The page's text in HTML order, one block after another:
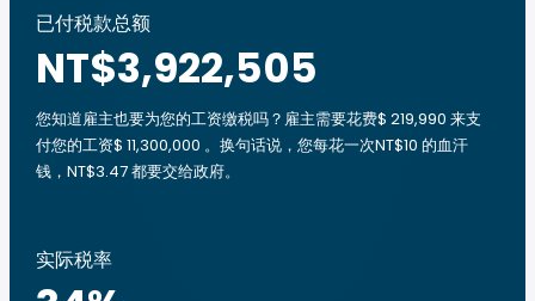
已付税款总额
NT$3,922,505
您知道雇主也要为您的工资缴税吗？雇主需要花费$ 219,990 来支
付您的工资$ 11,300,000 。换句话说，您每花一次NT$10 的血汗
钱，NT$3.47 都要交给政府。
实际税率